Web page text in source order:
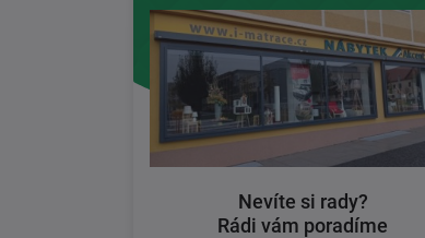
Nevíte si rady?
Rádi vám poradíme